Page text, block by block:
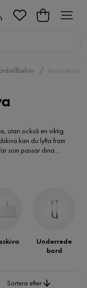
Bordsskiva
utan också en viktig
kan du lyfta fram
som passar dina
och minimalistisk
inredning.
Underrede
bord
Sortera efter